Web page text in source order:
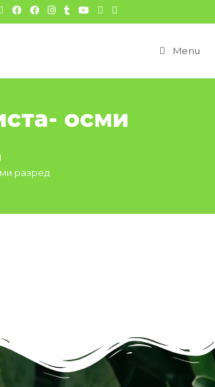
Menu
осми
разред